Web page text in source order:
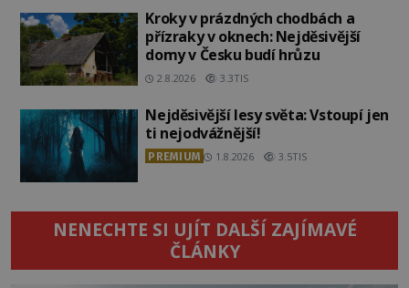
Kroky v prázdných chodbách a
přízraky v oknech: Nejděsivější
domy v Česku budí hrůzu
2.8.2026 3.3TIS
Nejděsivější lesy světa: Vstoupí jen
ti nejodvážnější!
PREMIUM 1.8.2026 3.5TIS
NENECHTE SI UJÍT DALŠÍ ZAJÍMAVÉ
ČLÁNKY